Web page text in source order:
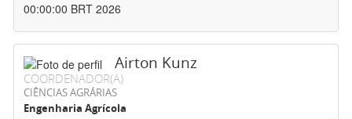
00:00:00 BRT 2026
Airton Kunz
COORDENADOR(A)
CIÊNCIAS AGRÁRIAS
Engenharia Agrícola